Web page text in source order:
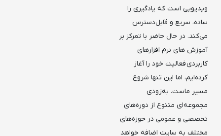
ویدیویی است که یادگیری را
ساده، سریع و قابل‌دسترس
می‌کند. در حال حاضر با تمرکز بر
آموزش های نرم افزارهای
کاربردی فعالیت خود را آغاز
کرده‌ایم، اما این تنها شروع
مسیر ماست. به‌زودی
مجموعه‌ای متنوع از دوره‌های
تخصصی و عمومی در حوزه‌های
مختلف به سایت اضافه خواهد